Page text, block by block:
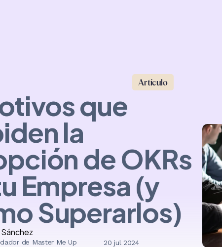
Artículo
que
la
de OKRs
Empresa (y
Superarlos)
de Master Me Up 20 jul 2024